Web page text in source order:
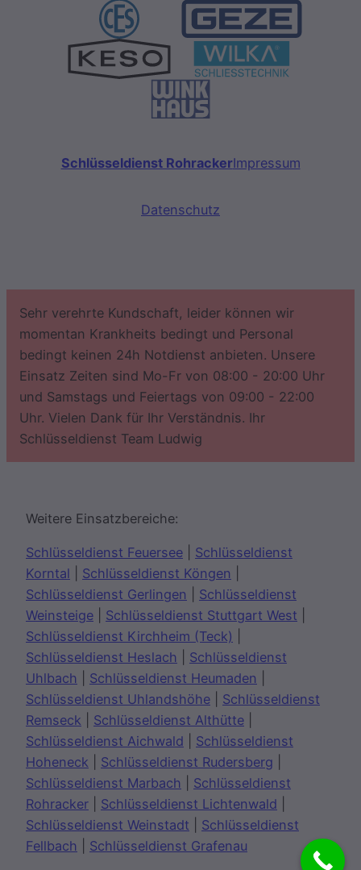
Schlüsseldienst RohrackerImpressum
Datenschutz
Sehr verehrte Kundschaft, leider können wir
momentan Krankheits bedingt und Personal
bedingt keinen 24h Notdienst anbieten. Unsere
Einsatz Zeiten sind Mo-Fr von 08:00 - 20:00 Uhr
und Samstags und Feiertags von 09:00 - 22:00
Uhr. Vielen Dank für Ihr Verständnis. Ihr
Schlüsseldienst Team Ludwig
Weitere Einsatzbereiche:
Schlüsseldienst Feuersee
Schlüsseldienst
Korntal
Schlüsseldienst Köngen
Schlüsseldienst Gerlingen
Schlüsseldienst
Weinsteige
Schlüsseldienst Stuttgart West
Schlüsseldienst Kirchheim (Teck)
Schlüsseldienst Heslach
Schlüsseldienst
Uhlbach
Schlüsseldienst Heumaden
Schlüsseldienst Uhlandshöhe
Schlüsseldienst
Remseck
Schlüsseldienst Althütte
Schlüsseldienst Aichwald
Schlüsseldienst
Hoheneck
Schlüsseldienst Rudersberg
Schlüsseldienst Marbach
Schlüsseldienst
Rohracker
Schlüsseldienst Lichtenwald
Schlüsseldienst Weinstadt
Schlüsseldienst
Fellbach
Schlüsseldienst Grafenau